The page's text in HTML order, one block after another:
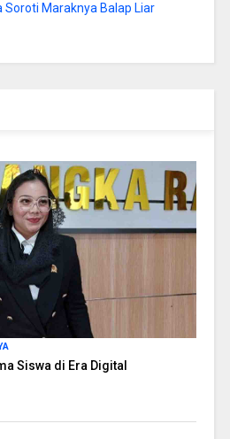
Soroti Maraknya Balap Liar
Siswa di Era Digital